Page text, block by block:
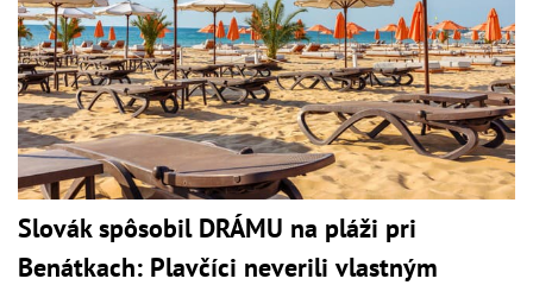
Slovák spôsobil DRÁMU na pláži pri
Benátkach: Plavčíci neverili vlastným